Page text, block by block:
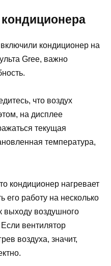
кондиционер на
Gree, важно
что воздух
на дисплее
текущая
температура,
кондиционер нагревает
его работу на несколько
выходу воздушного
вентилятор
воздуха, значит,